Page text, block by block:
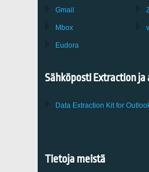
Gmail
Mbox
Eudora
Sähköposti Extraction ja
Data Extraction Kit for
Tietoja meistä